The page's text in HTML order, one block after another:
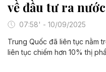
về đầu tư ra
07:58' - 10/09/2025
Trung Quốc đã liên tục nằm
liên tục chiếm hơn 10% thị